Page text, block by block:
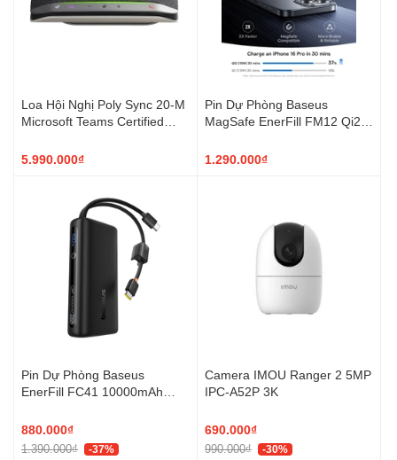
Loa Hội Nghị Poly Sync 20-M
Microsoft Teams Certified
5.990.000₫
Pin Dự Phòng Baseus
MagSafe EnerFill FM12 Qi2
USB-C
1.290.000₫
Pin Dự Phòng Baseus
EnerFill FC41 10000mAh
880.000₫
1.390.000₫ -37%
Camera IMOU Ranger 2 5MP
IPC-A52P 3K
690.000₫
990.000₫ -30%